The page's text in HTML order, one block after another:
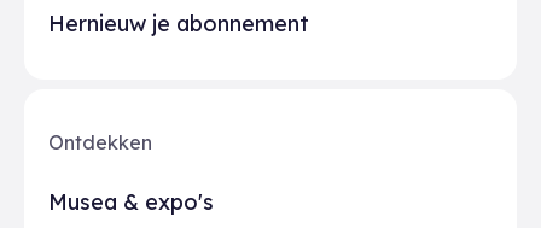
Ontdekken
Musea & expo's
Hernieuw je abonnement